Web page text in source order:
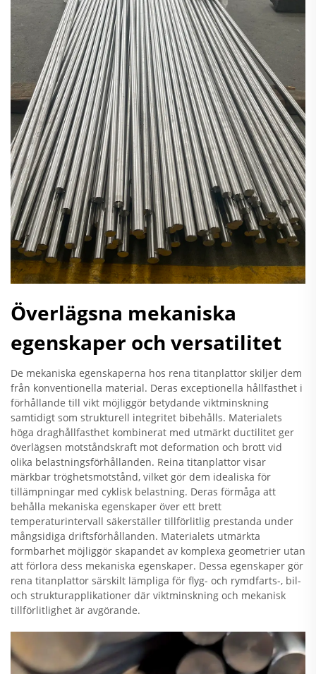
Överlägsna mekaniska
egenskaper och versatilitet
De mekaniska egenskaperna hos rena titanplattor skiljer dem
från konventionella material. Deras exceptionella hållfasthet i
förhållande till vikt möjliggör betydande viktminskning
samtidigt som strukturell integritet bibehålls. Materialets
höga draghållfasthet kombinerat med utmärkt ductilitet ger
överlägsen motståndskraft mot deformation och brott vid
olika belastningsförhållanden. Reina titanplattor visar
märkbar tröghetsmotstånd, vilket gör dem idealiska för
tillämpningar med cyklisk belastning. Deras förmåga att
behålla mekaniska egenskaper över ett brett
temperaturintervall säkerställer tillförlitlig prestanda under
mångsidiga driftsförhållanden. Materialets utmärkta
formbarhet möjliggör skapandet av komplexa geometrier utan
att förlora dess mekaniska egenskaper. Dessa egenskaper gör
rena titanplattor särskilt lämpliga för flyg- och rymdfarts-, bil-
och strukturapplikationer där viktminskning och mekanisk
tillförlitlighet är avgörande.